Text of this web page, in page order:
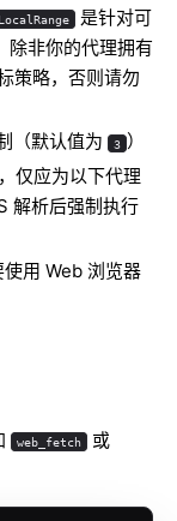
是针对可
除非你的代理拥有
策略，否则请勿
（默认值为 3 ）
仅应为以下代理
解析后强制执行
使用Web 浏览器
web_fetch 或